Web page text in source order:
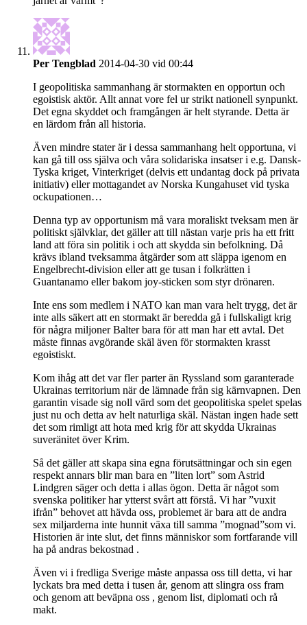
Per Tengblad 2014-04-30 vid 00:44
I geopolitiska sammanhang är stormakten en opportun och
egoistisk aktör. Allt annat vore fel ur strikt nationell synpunkt.
Det egna skyddet och framgången är helt styrande. Detta är
en lärdom från all historia.
Även mindre stater är i dessa sammanhang helt opportuna, vi
kan gå till oss själva och våra solidariska insatser i e.g. Dansk-
Tyska kriget, Vinterkriget (delvis ett undantag dock på privata
initiativ) eller mottagandet av Norska Kungahuset vid tyska
ockupationen…
Denna typ av opportunism må vara moraliskt tveksam men är
politiskt självklar, det gäller att till nästan varje pris ha ett fritt
land att föra sin politik i och att skydda sin befolkning. Då
krävs ibland tveksamma åtgärder som att släppa igenom en
Engelbrecht-division eller att ge tusan i folkrätten i
Guantanamo eller bakom joy-sticken som styr drönaren.
Inte ens som medlem i NATO kan man vara helt trygg, det är
inte alls säkert att en stormakt är beredda gå i fullskaligt krig
för några miljoner Balter bara för att man har ett avtal. Det
måste finnas avgörande skäl även för stormakten krasst
egoistiskt.
Kom ihåg att det var fler parter än Ryssland som garanterade
Ukrainas territorium när de lämnade från sig kärnvapnen. Den
garantin visade sig noll värd som det geopolitiska spelet spelas
just nu och detta av helt naturliga skäl. Nästan ingen hade sett
det som rimligt att hota med krig för att skydda Ukrainas
suveränitet över Krim.
Så det gäller att skapa sina egna förutsättningar och sin egen
respekt annars blir man bara en ”liten lort” som Astrid
Lindgren säger och detta i allas ögon. Detta är något som
svenska politiker har ytterst svårt att förstå. Vi har ”vuxit
ifrån” behovet att hävda oss, problemet är bara att de andra
sex miljarderna inte hunnit växa till samma ”mognad”som vi.
Historien är inte slut, det finns människor som fortfarande vill
ha på andras bekostnad .
Även vi i fredliga Sverige måste anpassa oss till detta, vi har
lyckats bra med detta i tusen år, genom att slingra oss fram
och genom att beväpna oss , genom list, diplomati och rå
makt.